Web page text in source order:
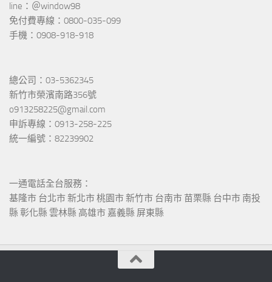
line：＠window98
免付費專線：0800-035-099
手機：0908-918-918
總公司：03-5362345
新竹市榮濱南路356號
o913258225@gmail.com
申訴專線：0913-258-225
統一編號：82239902
一通電話全台服務：
基隆市 台北市 新北市 桃園市 新竹市 台南市 苗栗縣 台中市 南投
縣 彰化縣 雲林縣 高雄市 嘉義縣 屏東縣